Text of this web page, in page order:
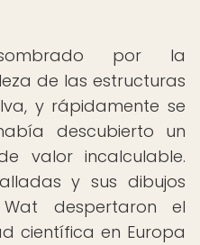
por la
de las estructuras
y rápidamente se
descubierto un
valor incalculable.
y sus dibujos
despertaron el
científica en Europa